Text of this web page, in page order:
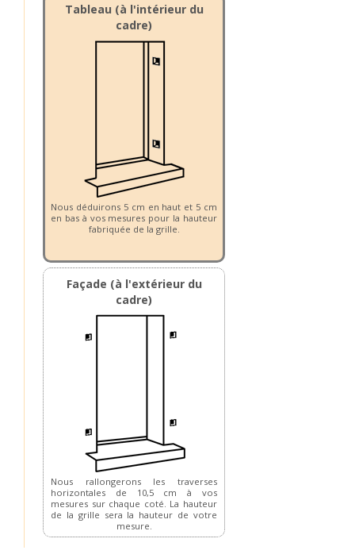
Tableau (à l'intérieur du
cadre)
Nous déduirons 5 cm en haut et 5 cm
en bas à vos mesures pour la hauteur
fabriquée de la grille.
Façade (à l'extérieur du
cadre)
Nous rallongerons les traverses
horizontales de 10,5 cm à vos
mesures sur chaque coté. La hauteur
de la grille sera la hauteur de votre
mesure.